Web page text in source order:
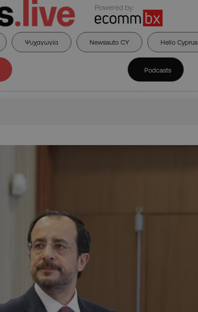
Powered by:
Ψυχαγωγία Newsauto CY Hello Cyprus
Podcasts